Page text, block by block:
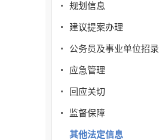
规划信息
建议提案办理
公务员及事业单位招录
应急管理
回应关切
监督保障
其他法定信息